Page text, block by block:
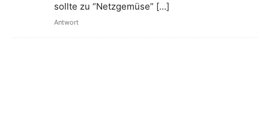
sollte zu “Netzgemüse” […]
Antwort